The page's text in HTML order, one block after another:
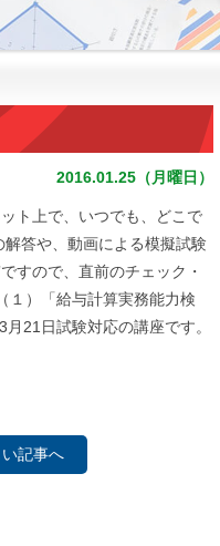
2016.01.25（月曜日）
ト上で、いつでも、どこで
答や、動画による模擬試験
すので、直前のチェック・
１）「給与計算実務能力検
21日試験対応の講座です。
記事へ